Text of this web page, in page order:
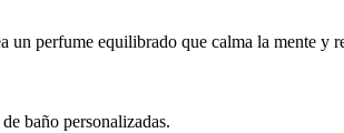
un perfume equilibrado que calma la mente y
baño personalizadas.